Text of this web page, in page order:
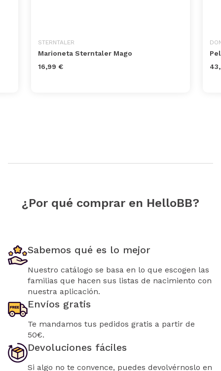
STERNTALER
Marioneta Sterntaler Mago
16,99 €
¿Por qué comprar en HelloBB?
Sabemos qué es lo mejor
Nuestro catálogo se basa en lo que escogen las
familias que hacen sus listas de nacimiento con
nuestra aplicación.
Envíos gratis
Te mandamos tus pedidos gratis a partir de
50€.
Devoluciones fáciles
Si algo no te convence, puedes devolvérnoslo en